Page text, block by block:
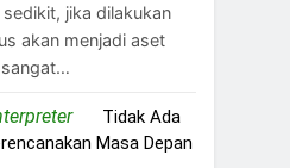
jika dilakukan
akan menjadi aset
on Tidak Ada
Masa Depan